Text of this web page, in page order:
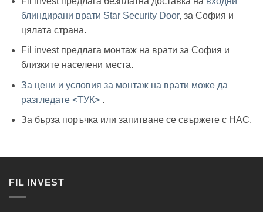
блиндирани врати Star Security Door, за София и
цялата страна.
Fil invest предлага монтаж на врати за София и
близките населени места.
За цени и условия за монтаж на врати може да
разгледате <ТУК>.
За бърза поръчка или запитване се свържете с НАС.
FIL INVEST